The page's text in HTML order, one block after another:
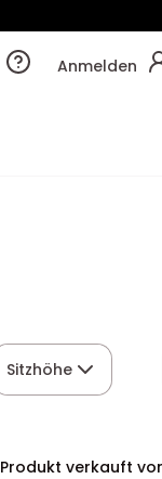
Anmelden
Sitzhöhe
Produkt verkauft